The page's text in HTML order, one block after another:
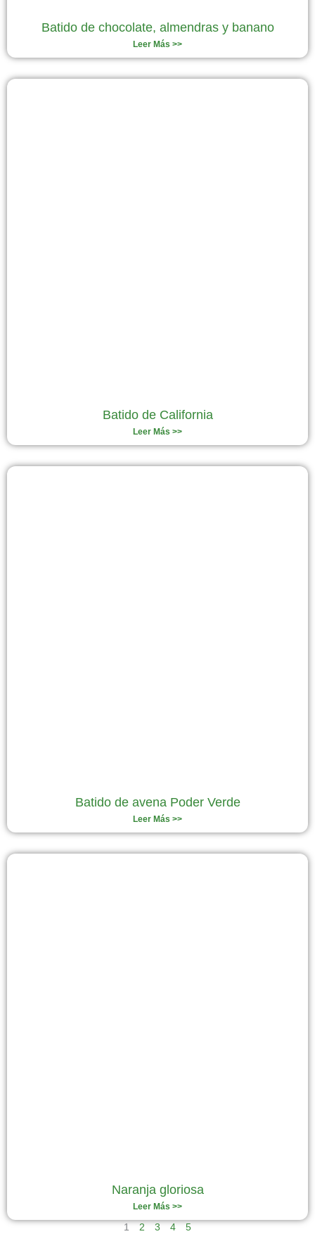
Batido de chocolate, almendras y banano
Leer Más >>
Batido de California
Leer Más >>
Batido de avena Poder Verde
Leer Más >>
Naranja gloriosa
Leer Más >>
1 2 3 4 5